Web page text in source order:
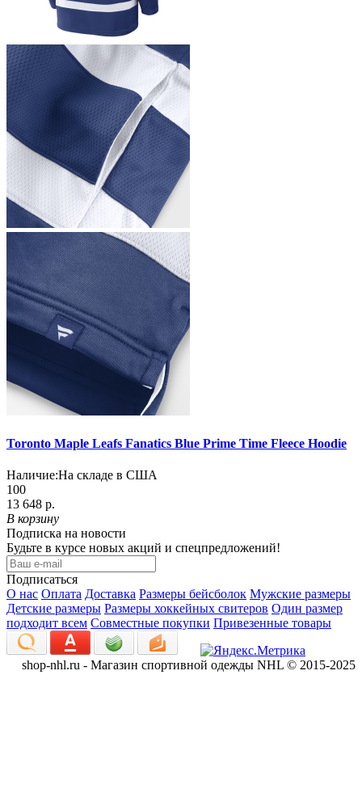
Toronto Maple Leafs Fanatics Blue Prime Time Fleece Hoodie
Наличие:На складе в США
100
13 648 р.
В корзину
Подписка на новости
Будьте в курсе новых акций и спецпредложений!
Подписаться
О нас Оплата Доставка Размеры бейсболок Мужские размеры
Детские размеры Размеры хоккейных свитеров Один размер
подходит всем Совместные покупки Привезенные товары
shop-nhl.ru - Магазин спортивной одежды NHL © 2015-2025